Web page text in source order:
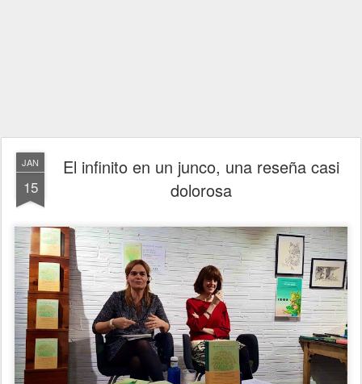
JAN
15
El infinito en un junco, una reseña casi
dolorosa